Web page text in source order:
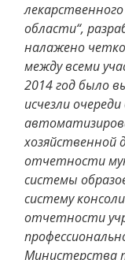
области“,
налажено
между всеми
2014 год было
исчезли
хозяйственной
отчетности
системы
систему
отчетности
Министерства